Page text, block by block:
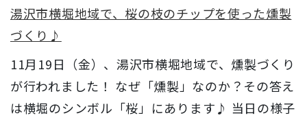
湯沢市横堀地域で、桜の枝のチップを使った燻製
づくり♪
11月19日（金）、湯沢市横堀地域で、燻製づくり
が行われました！ なぜ「燻製」なのか？その答え
は横堀のシンボル「桜」にあります♪ 当日の様子